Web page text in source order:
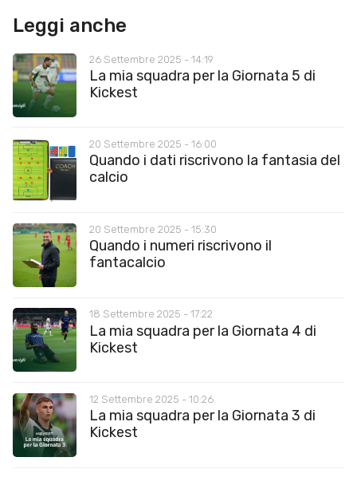
Leggi anche
26 Settembre 2025 - 14:19
La mia squadra per la Giornata 5 di
Kickest
20 Settembre 2025 - 16:00
Quando i dati riscrivono la fantasia del
calcio
20 Settembre 2025 - 15:30
Quando i numeri riscrivono il
fantacalcio
18 Settembre 2025 - 17:22
La mia squadra per la Giornata 4 di
Kickest
12 Settembre 2025 - 10:26
La mia squadra per la Giornata 3 di
Kickest